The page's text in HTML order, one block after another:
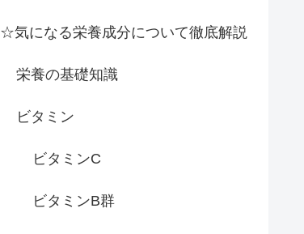
☆気になる栄養成分について徹底解説
栄養の基礎知識
ビタミン
ビタミンC
ビタミンB群